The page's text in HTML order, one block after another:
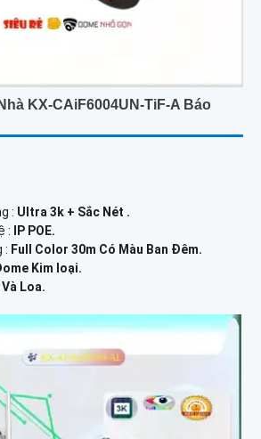
KX-CAiF6004UN-TiF-A Báo
: Ultra 3k + Sắc Nét .
:
IP POE.
: Full Color 30m Có Màu Ban Ðêm.
Kim loại.
Loa.